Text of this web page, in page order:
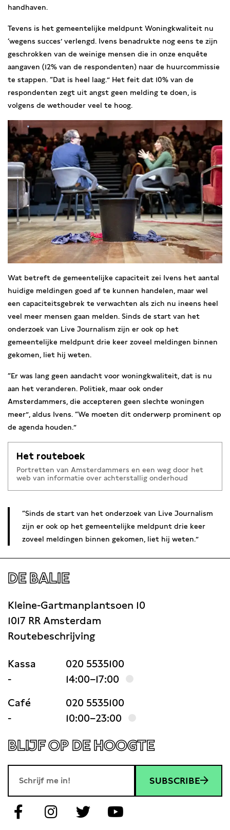
handhaven.
Tevens is het gemeentelijke meldpunt Woningkwaliteit nu
‘wegens succes’ verlengd. Ivens benadrukte nog eens te zijn
geschrokken van de weinige mensen die in onze enquête
aangaven (12% van de respondenten) naar de huurcommissie
te stappen. “Dat is heel laag.” Het feit dat 10% van de
respondenten zegt uit angst geen melding te doen, is
volgens de wethouder veel te hoog.
Wat betreft de gemeentelijke capaciteit zei Ivens het aantal
huidige meldingen goed af te kunnen handelen, maar wel
een capaciteitsgebrek te verwachten als zich nu ineens heel
veel meer mensen gaan melden. Sinds de start van het
onderzoek van Live Journalism zijn er ook op het
gemeentelijke meldpunt drie keer zoveel meldingen binnen
gekomen, liet hij weten.
“Er was lang geen aandacht voor woningkwaliteit, dat is nu
aan het veranderen. Politiek, maar ook onder
Amsterdammers, die accepteren geen slechte woningen
meer”, aldus Ivens. “We moeten dit onderwerp prominent op
de agenda houden.”
Het routeboek
Portretten van Amsterdammers en een weg door het
web van informatie over achterstallig onderhoud
Sinds de start van het onderzoek van Live Journalism
zijn er ook op het gemeentelijke meldpunt drie keer
zoveel meldingen binnen gekomen, liet hij weten.
DE BALIE
Kleine-Gartmanplantsoen 10
1017 RR Amsterdam
Routebeschrijving
Kassa
020 5535100
-
14:00–17:00
Café
020 5535100
-
10:00–23:00
BLIJF OP DE HOOGTE
SUBSCRIBE